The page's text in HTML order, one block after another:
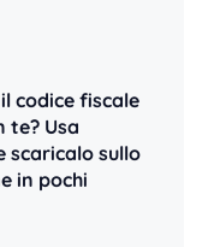
codice fiscale
te? Usa
scaricalo sullo
in pochi